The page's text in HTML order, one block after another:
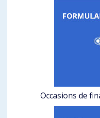
Occasions de